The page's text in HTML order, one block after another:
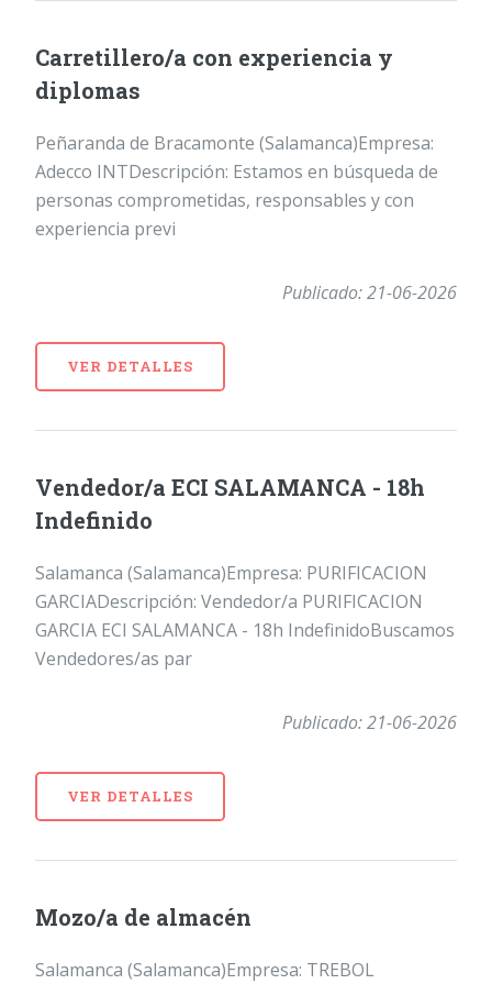
Carretillero/a con experiencia y
diplomas
Peñaranda de Bracamonte (Salamanca)Empresa:
Adecco INTDescripción: Estamos en búsqueda de
personas comprometidas, responsables y con
experiencia previ
Publicado: 21-06-2026
VER DETALLES
Vendedor/a ECI SALAMANCA - 18h
Indefinido
Salamanca (Salamanca)Empresa: PURIFICACION
GARCIADescripción: Vendedor/a PURIFICACION
GARCIA ECI SALAMANCA - 18h IndefinidoBuscamos
Vendedores/as par
Publicado: 21-06-2026
VER DETALLES
Mozo/a de almacén
Salamanca (Salamanca)Empresa: TREBOL